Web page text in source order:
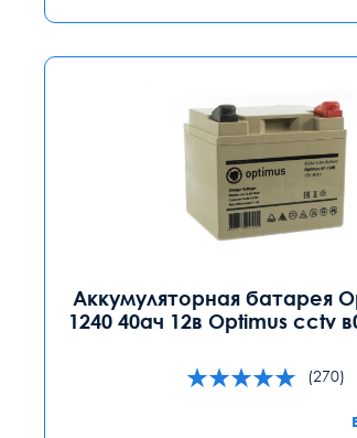
Аккумуляторная батарея
1240 40ач 12в Optimus cctv
(270)